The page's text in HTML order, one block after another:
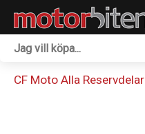
CF Moto Alla Reservdelar